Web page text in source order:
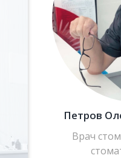
Петров
Врач